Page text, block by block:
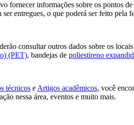
fornecer informações sobre os pontos
entregues, o que poderá ser feito pela
consultar outros dados sobre os
(PET), bandejas de poliestireno
técnicos eArtigos acadêmicos, você
nessa área, eventos e muito mais.